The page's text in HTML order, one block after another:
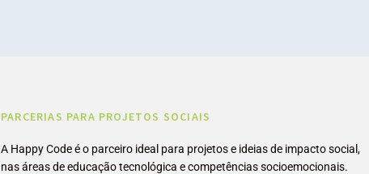
PARCERIAS PARA PROJETOS SOCIAIS
A Happy Code é o parceiro ideal para projetos e ideias de impacto social,
nas áreas de educação tecnológica e competências socioemocionais.